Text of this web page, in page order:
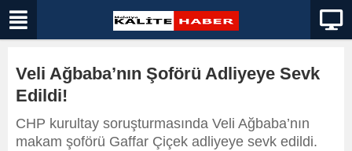
Veli Ağbaba’nın Şoförü Adliyeye Sevk
Edildi!
CHP kurultay soruşturmasında Veli Ağbaba’nın
makam şoförü Gaffar Çiçek adliyeye sevk edildi.